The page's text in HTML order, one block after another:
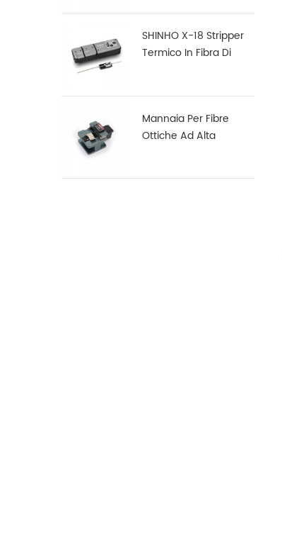
SHINHO X-18 Stripper
Termico In Fibra Di
Mannaia Per Fibre
Ottiche Ad Alta